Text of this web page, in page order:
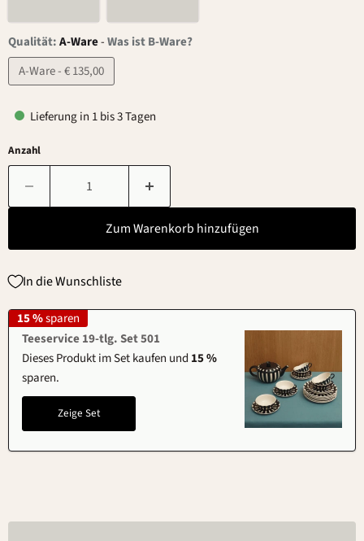
Qualität:A-Ware-Was ist B-Ware?
A-Ware - € 135,00
Lieferung in 1 bis 3 Tagen
Anzahl
Zum Warenkorb hinzufügen
In die Wunschliste
Teeservice 19-tlg. Set 501
Dieses Produkt im Set kaufen und 15 %
sparen.
Zeige Set
15 %sparen